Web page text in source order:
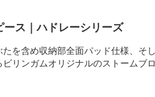
ス｜ハドレーシリーズ
を含め収納部全面パッド仕様、そ
リンガムオリジナルのストームブ